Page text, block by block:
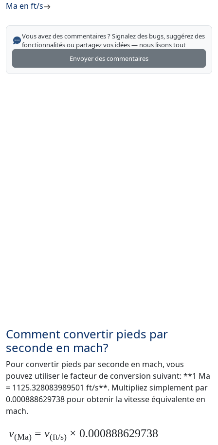
Ma en ft/s
Vous avez des commentaires ? Signalez des bugs, suggérez des
fonctionnalités ou partagez vos idées — nous lisons tout
Envoyer des commentaires
Comment convertir pieds par
seconde en mach?
Pour convertir pieds par seconde en mach, vous
pouvez utiliser le facteur de conversion suivant: **1 Ma
= 1125.328083989501 ft/s**. Multipliez simplement par
0.000888629738 pour obtenir la vitesse équivalente en
mach.
v(Ma) = v(ft/s) × 0.000888629738